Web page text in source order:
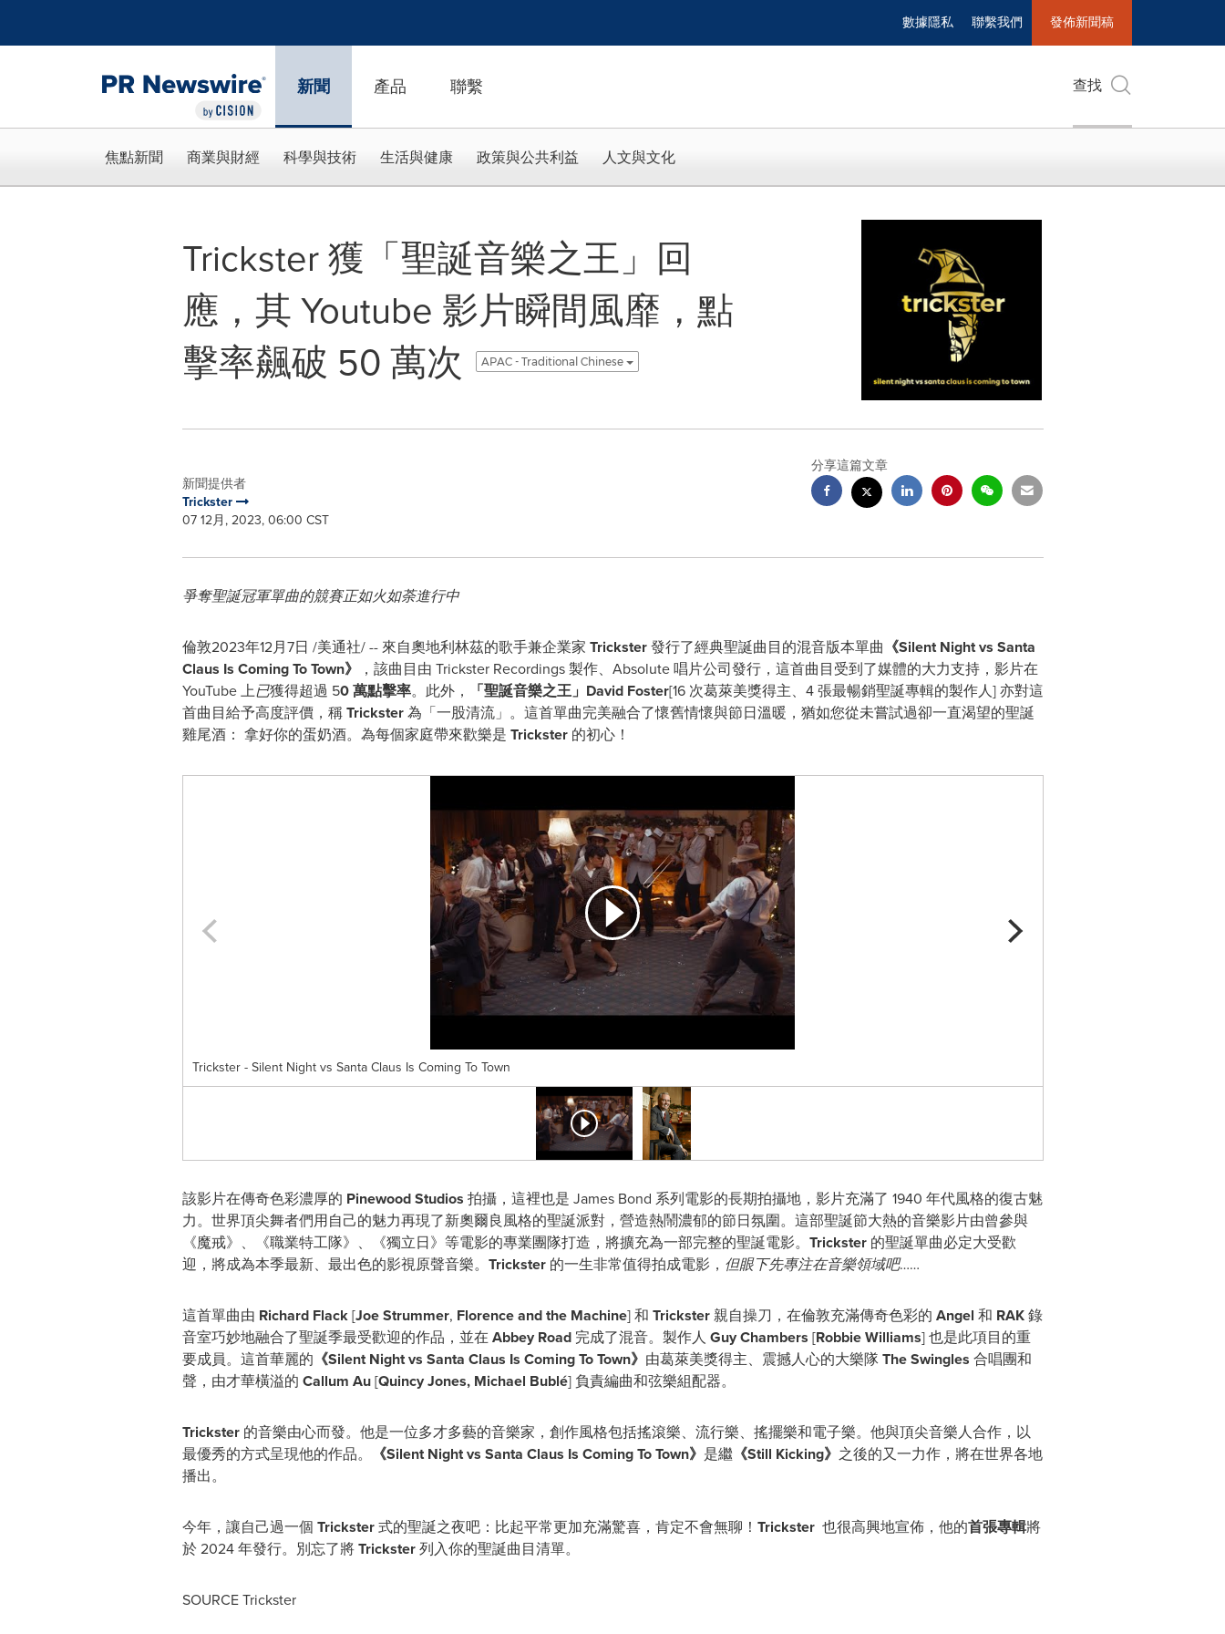
數據隱私 聯繫我們 發佈新聞稿
新聞 產品 聯繫 查找
焦點新聞 商業與財經 科學與技術 生活與健康 政策與公共利益 人文與文化
Trickster 獲「聖誕音樂之王」回
應，其 Youtube 影片瞬間風靡，點
擊率飆破 50 萬次
APAC - Traditional Chinese
新聞提供者
Trickster
07 12月, 2023, 06:00 CST
分享這篇文章
爭奪聖誕冠軍單曲的競賽正如火如荼進行中
倫敦2023年12月7日 /美通社/ -- 來自奧地利林茲的歌手兼企業家 Trickster發行了經典聖誕曲目的混音版本單曲 《Silent Night vs Santa
Claus Is Coming To Town》
，該曲目由 Trickster Recordings 製作、Absolute 唱片公司發行，這首曲目受到了媒體的大力支持，影片在
YouTube 上已獲得超過 50萬點擊率。此外， 「聖誕音樂之王」 David Foster[16 次葛萊美獎得主、4 張最暢銷聖誕專輯的製作人] 亦對這
首曲目給予高度評價，稱Trickster為「一股清流」。這首單曲完美融合了懷舊情懷與節日溫暖，猶如您從未嘗試過卻一直渴望的聖誕
雞尾酒： 拿好你的蛋奶酒。為每個家庭帶來歡樂是 Trickster的初心！
Trickster - Silent Night vs Santa Claus Is Coming To Town
該影片在傳奇色彩濃厚的 Pinewood Studios 拍攝，這裡也是 James Bond 系列電影的長期拍攝地，影片充滿了 1940 年代風格的復古魅
力。世界頂尖舞者們用自己的魅力再現了新奧爾良風格的聖誕派對，營造熱鬧濃郁的節日氛圍。這部聖誕節大熱的音樂影片由曾參與
《魔戒》、《職業特工隊》、《獨立日》等電影的專業團隊打造，將擴充為一部完整的聖誕電影。 Trickster 的聖誕單曲必定大受歡
迎，將成為本季最新、最出色的影視原聲音樂。 Trickster的一生非常值得拍成電影， 但眼下先專注在音樂領域吧……
這首單曲由 Richard Flack[Joe Strummer, Florence and the Machine] 和 Trickster親自操刀，在倫敦充滿傳奇色彩的 Angel 和 RAK錄
音室巧妙地融合了聖誕季最受歡迎的作品，並在Abbey Road完成了混音。製作人 Guy Chambers [Robbie Williams] 也是此項目的重
要成員。這首華麗的 《Silent Night vs Santa Claus Is Coming To Town》 由葛萊美獎得主、震撼人心的大樂隊The Swingles 合唱團和
聲，由才華橫溢的 Callum Au[Quincy Jones, Michael Bublé] 負責編曲和弦樂組配器。
Trickster的音樂由心而發。他是一位多才多藝的音樂家，創作風格包括搖滾樂、流行樂、搖擺樂和電子樂。他與頂尖音樂人合作，以
最優秀的方式呈現他的作品。
《Silent Night vs Santa Claus Is Coming To Town》 是繼 《Still Kicking》 之後的又一力作，將在世界各地
播出。
今年，讓自己過一個 Trickster式的聖誕之夜吧：比起平常更加充滿驚喜，肯定不會無聊！ Trickster 也很高興地宣佈，他的首張專輯將
於 2024 年發行。別忘了將Trickster列入你的聖誕曲目清單。
SOURCE Trickster